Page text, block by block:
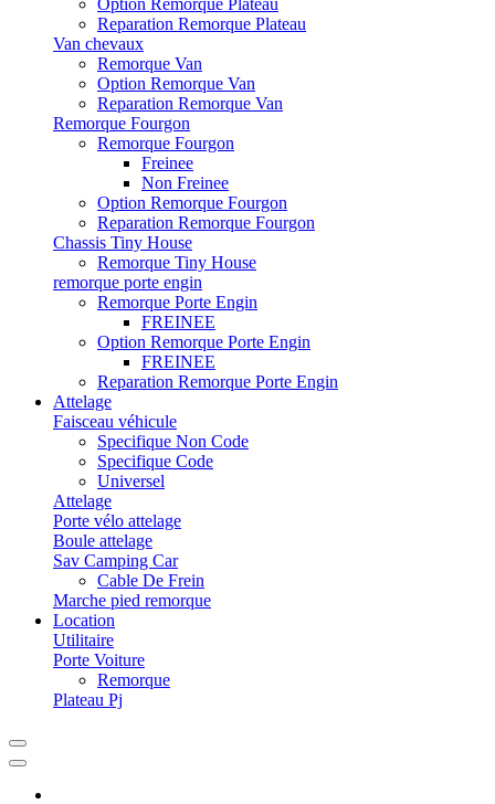
Option Remorque Plateau
Reparation Remorque Plateau
Van chevaux
Remorque Van
Option Remorque Van
Reparation Remorque Van
Remorque Fourgon
Remorque Fourgon
Freinee
Non Freinee
Option Remorque Fourgon
Reparation Remorque Fourgon
Chassis Tiny House
Remorque Tiny House
remorque porte engin
Remorque Porte Engin
FREINEE
Option Remorque Porte Engin
FREINEE
Reparation Remorque Porte Engin
Attelage
Faisceau véhicule
Specifique Non Code
Specifique Code
Universel
Attelage
Porte vélo attelage
Boule attelage
Sav Camping Car
Cable De Frein
Marche pied remorque
Location
Utilitaire
Porte Voiture
Remorque
Plateau Pj